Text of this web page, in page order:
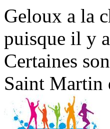
Geloux a la
puisque il y
Certaines
Saint Martin